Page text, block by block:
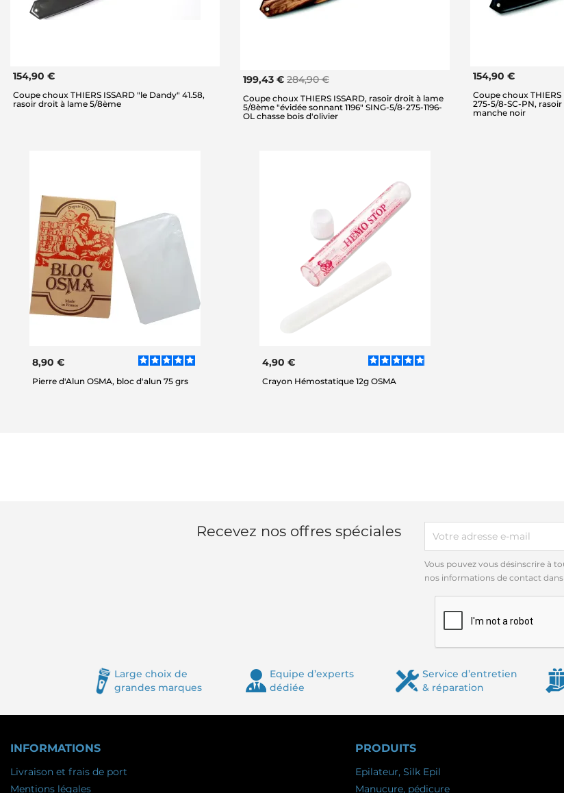
154,90 €
Coupe choux THIERS ISSARD "le Dandy" 41.58,
rasoir droit à lame 5/8ème
199,43 € 284,90 €
Coupe choux THIERS ISSARD, rasoir droit à lame
5/8ème "évidée sonnant 1196" SING-5/8-275-1196-
OL chasse bois d'olivier
154,90 €
Coupe choux
275-5/8-SC-PN,
manche noir
8,90 €
Pierre d'Alun OSMA, bloc d'alun 75 grs
4,90 €
Crayon Hémostatique 12g OSMA
Recevez nos offres spéciales
Vous pouvez vous désinscrire à
nos informations de contact
Large choix de
grandes marques
Equipe d’experts
dédiée
Service d’entretien
& réparation
INFORMATIONS
Livraison et frais de port
Mentions légales
PRODUITS
Epilateur, Silk Epil
Manucure, pédicure